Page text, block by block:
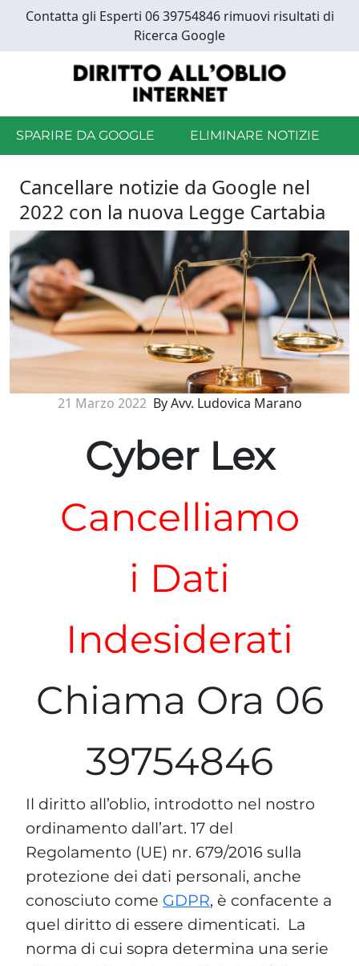
main
Contatta gli Esperti 06 39754846 rimuovi risultati di
Ricerca Google
SPARIRE DA GOOGLE ELIMINARE NOTIZIE
Cancellare notizie da Google nel
2022 con la nuova Legge Cartabia
21 Marzo 2022 By Avv. Ludovica Marano
Cyber Lex
Cancelliamo
i Dati
Indesiderati
Chiama Ora 06
39754846
Il diritto all’oblio, introdotto nel nostro
ordinamento dall’art. 17 del
Regolamento (UE) nr. 679/2016 sulla
protezione dei dati personali, anche
conosciuto come GDPR, è confacente a
quel diritto di essere dimenticati. La
norma di cui sopra determina una serie